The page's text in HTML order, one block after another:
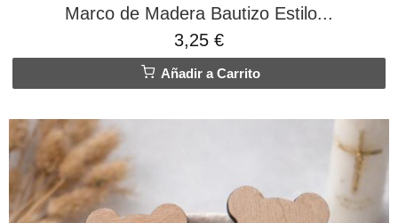
Marco de Madera Bautizo Estilo...
3,25 €
Añadir a Carrito